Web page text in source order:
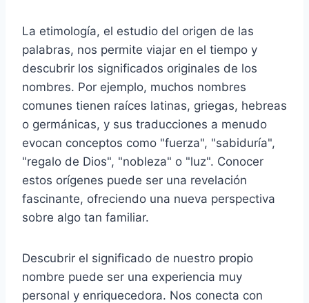
La etimología, el estudio del origen de las
palabras, nos permite viajar en el tiempo y
descubrir los significados originales de los
nombres. Por ejemplo, muchos nombres
comunes tienen raíces latinas, griegas, hebreas
o germánicas, y sus traducciones a menudo
evocan conceptos como "fuerza", "sabiduría",
"regalo de Dios", "nobleza" o "luz". Conocer
estos orígenes puede ser una revelación
fascinante, ofreciendo una nueva perspectiva
sobre algo tan familiar.
Descubrir el significado de nuestro propio
nombre puede ser una experiencia muy
personal y enriquecedora. Nos conecta con